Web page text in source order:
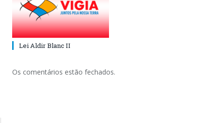
Lei Aldir Blanc II
Os comentários estão fechados.